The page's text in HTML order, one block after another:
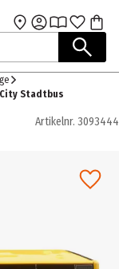
City Stadtbus
Artikelnr. 3093444